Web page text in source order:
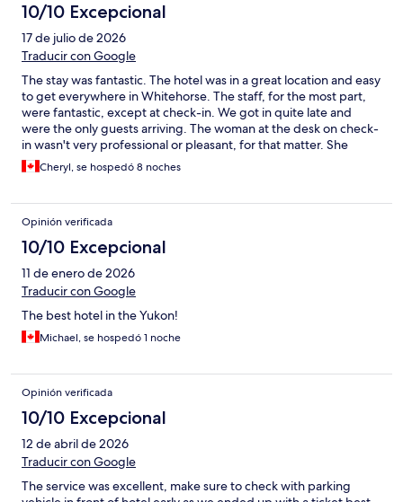
10/10 Excepcional
17 de julio de 2026
Traducir con Google
The stay was fantastic. The hotel was in a great location and easy
to get everywhere in Whitehorse. The staff, for the most part,
were fantastic, except at check-in. We got in quite late and
were the only guests arriving. The woman at the desk on check-
in wasn't very professional or pleasant, for that matter. She
didn't provide any details on the hotel, about breakfast or
dining options. Things that are pretty basic information upon
was. I get it; it was almost midnight, but a friendly welcome
goes a long way. Luckily, the rest of the staff were amazing.
Cheryl, se hospedó 8 noches
Opinión verificada
10/10 Excepcional
11 de enero de 2026
Traducir con Google
The best hotel in the Yukon!
Michael, se hospedó 1 noche
Opinión verificada
10/10 Excepcional
12 de abril de 2026
Traducir con Google
The service was excellent, make sure to check with parking